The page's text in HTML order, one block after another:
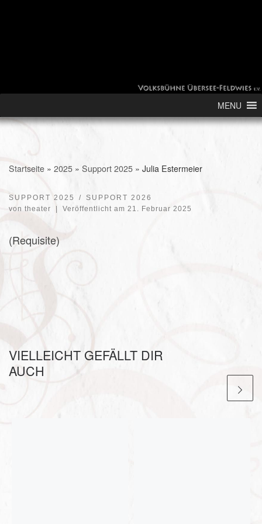
MENU
Startseite » 2025 » Support 2025 » Julia Estermeier
SUPPORT 2025
SUPPORT 2026
von theater | Veröffentlicht am 21. Februar 2025
(Requisite)
VIELLEICHT GEFÄLLT DIR
AUCH